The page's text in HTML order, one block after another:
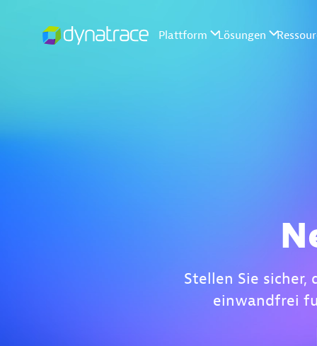
Stellen Sie
einwandfrei